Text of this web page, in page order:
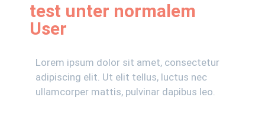
test unter normalem
User
Lorem ipsum dolor sit amet, consectetur
adipiscing elit. Ut elit tellus, luctus nec
ullamcorper mattis, pulvinar dapibus leo.